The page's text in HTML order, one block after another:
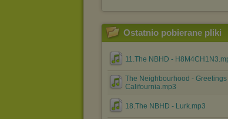
Ostatnio pobierane pliki
11.The NBHD -
The Neighbourhood - Greetings
Califournia.mp3
18.The NBHD - Lurk.mp3